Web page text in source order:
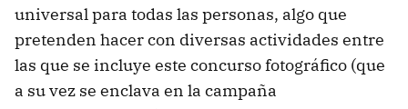
universal para todas las personas, algo que
pretenden hacer con diversas actividades entre
las que se incluye este concurso fotográfico (que
a su vez se enclava en la campaña